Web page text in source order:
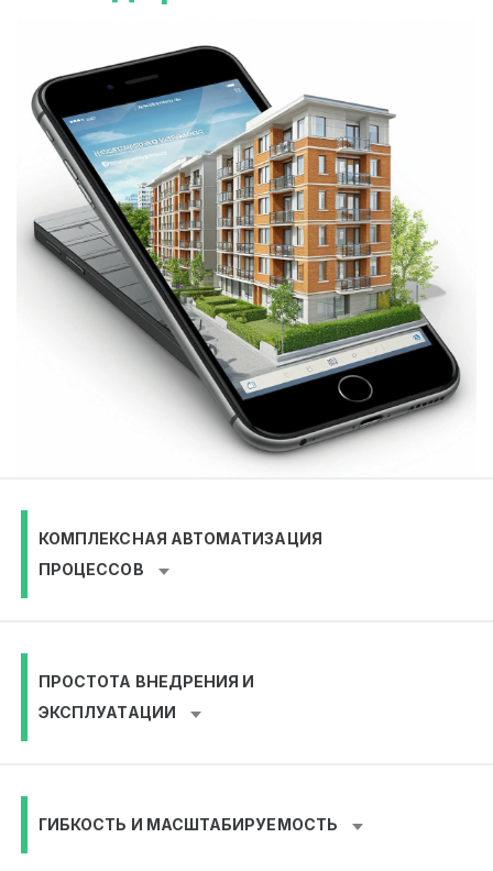
КОМПЛЕКСНАЯ АВТОМАТИЗАЦИЯ
ПРОЦЕССОВ
ПРОСТОТА ВНЕДРЕНИЯ И
ЭКСПЛУАТАЦИИ
ГИБКОСТЬ И МАСШТАБИРУЕМОСТЬ